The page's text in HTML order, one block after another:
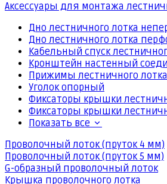
Аксессуары для монтажа
Дно лестничного лотка
Дно лестничного лотка
Кабельный спуск
Кронштейн настенный
Прижимы лестничного лотка
Уголок опорный
Фиксаторы крышки
Фиксаторы крышки
Показать все
Проволочный лоток (пруток 4 мм)
Проволочный лоток (пруток 5 мм)
G-образный проволочный лоток
Крышка проволочного лотка